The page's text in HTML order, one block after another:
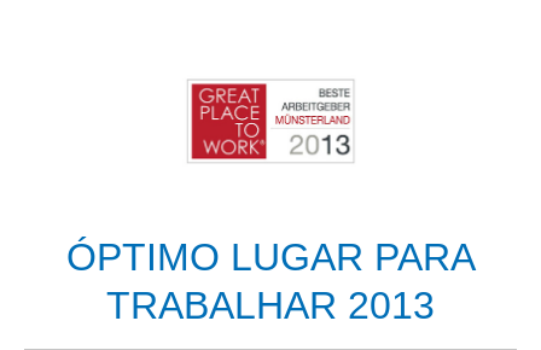
ÓPTIMO LUGAR PARA
TRABALHAR 2013